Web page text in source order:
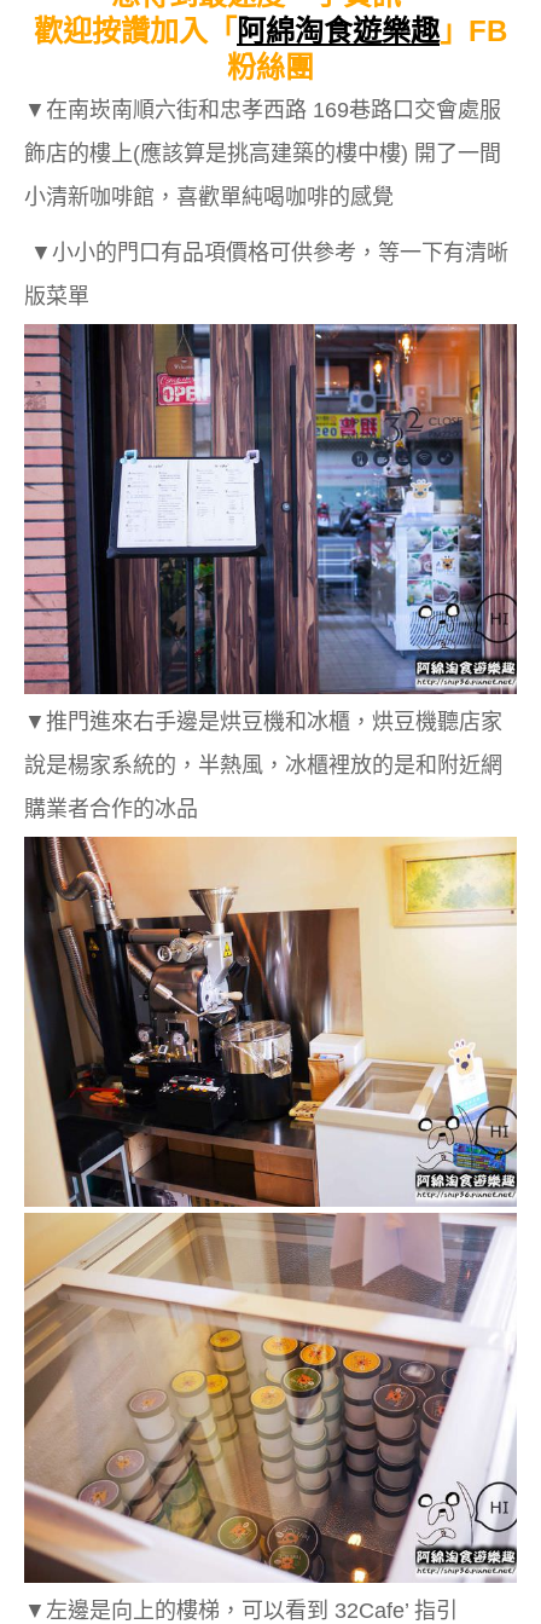
歡迎按讚加入「 阿綿淘食遊樂趣 」FB
粉絲團
▼在南崁南順六街和忠孝西路 169巷路口交會處服
飾店的樓上(應該算是挑高建築的樓中樓) 開了一間
小清新咖啡館，喜歡單純喝咖啡的感覺
▼小小的門口有品項價格可供參考，等一下有清晰
版菜單
▼推門進來右手邊是烘豆機和冰櫃，烘豆機聽店家
說是楊家系統的，半熱風，冰櫃裡放的是和附近網
購業者合作的冰品
▼左邊是向上的樓梯，可以看到 32Cafe’ 指引